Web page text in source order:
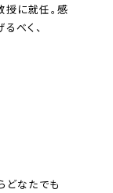
に就任。感
べく、
どなたでも